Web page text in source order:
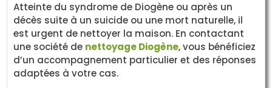
Atteinte du syndrome de Diogène ou après un
décès suite à un suicide ou une mort naturelle, il
est urgent de nettoyer la maison. En contactant
une société de nettoyage Diogène, vous bénéficiez
d’un accompagnement particulier et des réponses
adaptées à votre cas.